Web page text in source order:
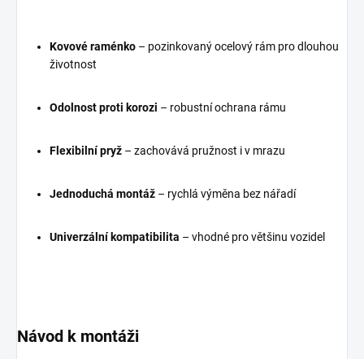
Kovové raménko – pozinkovaný ocelový rám pro dlouhou
životnost
Odolnost proti korozi – robustní ochrana rámu
Flexibilní pryž – zachovává pružnost i v mrazu
Jednoduchá montáž – rychlá výměna bez nářadí
Univerzální kompatibilita – vhodné pro většinu vozidel
Návod k montáži